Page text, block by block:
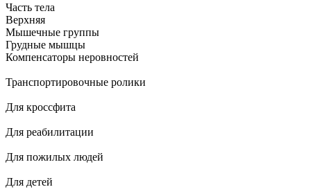
Часть тела
Верхняя
Мышечные группы
Грудные мышцы
Компенсаторы неровностей
Транспортировочные ролики
Для кроссфита
Для реабилитации
Для пожилых людей
Для детей